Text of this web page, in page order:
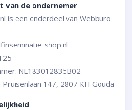
van de ondernemer
is een onderdeel van Webburo
shop.nl
NL183012835B02
Pruisenlaan 147, 2807 KH Gouda